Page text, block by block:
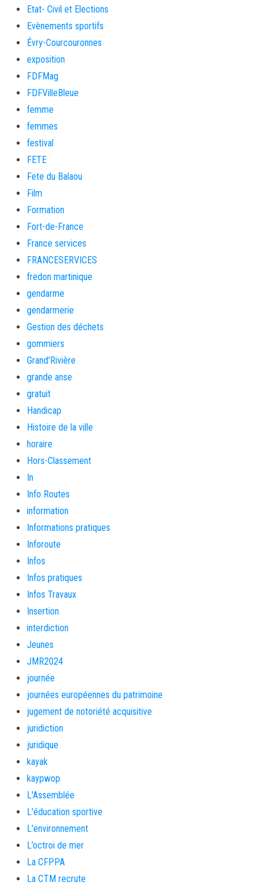
Etat- Civil et Elections
Evènements sportifs
Évry-Courcouronnes
exposition
FDFMag
FDFVilleBleue
femme
femmes
festival
FETE
Fete du Balaou
Film
Formation
Fort-de-France
France services
FRANCESERVICES
fredon martinique
gendarme
gendarmerie
Gestion des déchets
gommiers
Grand'Rivière
grande anse
gratuit
Handicap
Histoire de la ville
horaire
Hors-Classement
In
Info Routes
information
Informations pratiques
Inforoute
Infos
Infos pratiques
Infos Travaux
Insertion
interdiction
Jeunes
JMR2024
journée
journées européennes du patrimoine
jugement de notoriété acquisitive
juridiction
juridique
kayak
kaypwop
L'Assemblée
L'éducation sportive
L'environnement
L’octroi de mer
La CFPPA
La CTM recrute